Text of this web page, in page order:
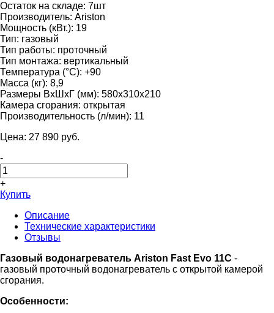
Остаток на складе: 7шт
Производитель: Ariston
Мощность (кВт.): 19
Тип: газовый
Тип работы: проточный
Тип монтажа: вертикальный
Температура (°С): +90
Масса (кг): 8,9
Размеры ВхШхГ (мм): 580x310x210
Камера сгорания: открытая
Производительность (л/мин): 11
Цена: 27 890 pуб.
-
+
Купить
Описание
Технические характеристики
Отзывы
Газовый водонагреватель Ariston Fast Evo 11C -
газовый проточный водонагреватель с открытой камерой
сгорания.
Особенности: